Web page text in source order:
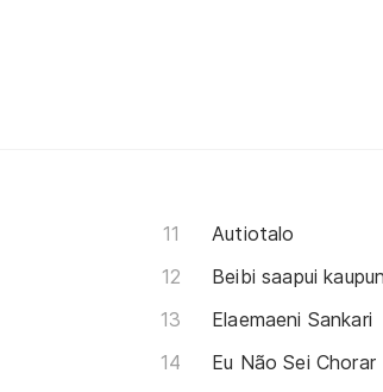
Autiotalo
Beibi saapui
Elaemaeni Sankari
Eu Não Sei Chorar